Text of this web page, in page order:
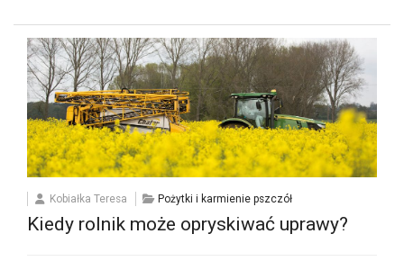
Kobiałka Teresa Pożytki i karmienie pszczół
Kiedy rolnik może opryskiwać uprawy?